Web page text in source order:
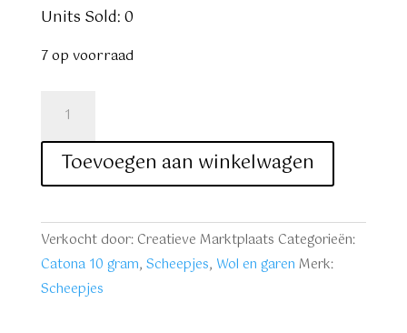
Units Sold: 0
7 op voorraad
Catona
mini
gram
nr.
505
aantal
Toevoegen aan winkelwagen
Verkocht door: Creatieve Marktplaats Categorieën:
Catona 10 gram, Scheepjes, Wol en garen Merk:
Scheepjes